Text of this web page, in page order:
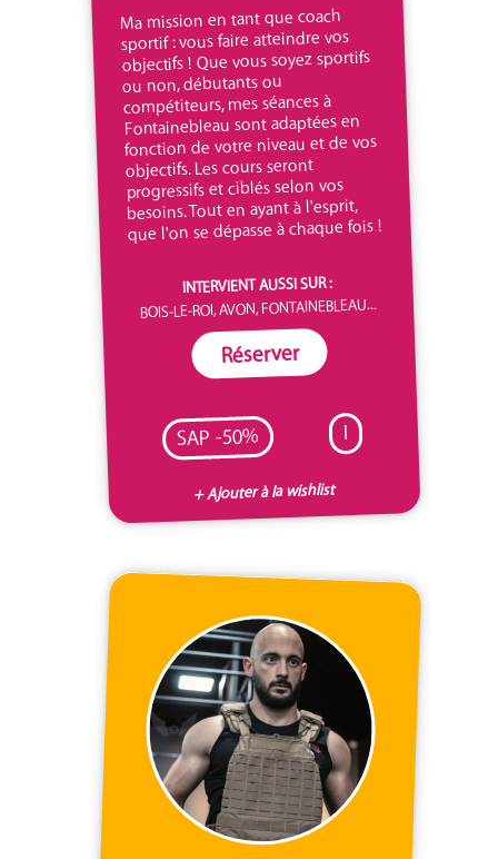
Ma mission en tant que coach
sportif : vous faire atteindre vos
objectifs ! Que vous soyez sportifs
ou non, débutants ou
compétiteurs, mes séances à
Fontainebleau sont adaptées en
fonction de votre niveau et de vos
objectifs. Les cours seront
progressifs et ciblés selon vos
besoins. Tout en ayant à l'esprit,
que l'on se dépasse à chaque fois !
INTERVIENT AUSSI SUR :
BOIS-LE-ROI, AVON, FONTAINEBLEAU...
Réserver
SAP -50% I
+ Ajouter à la wishlist